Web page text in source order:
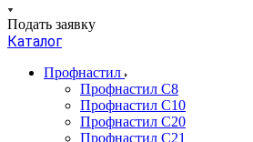
Подать заявку
Каталог
Профнастил
Профнастил С8
Профнастил С10
Профнастил С20
Профнастил С21